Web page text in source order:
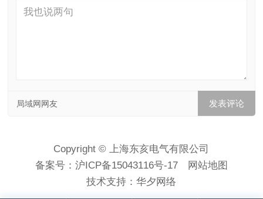
局域网网友
Copyright © 上海东亥电气有限公司
备案号： 沪ICP备15043116号-17
网站地图
技术支持：华夕网络